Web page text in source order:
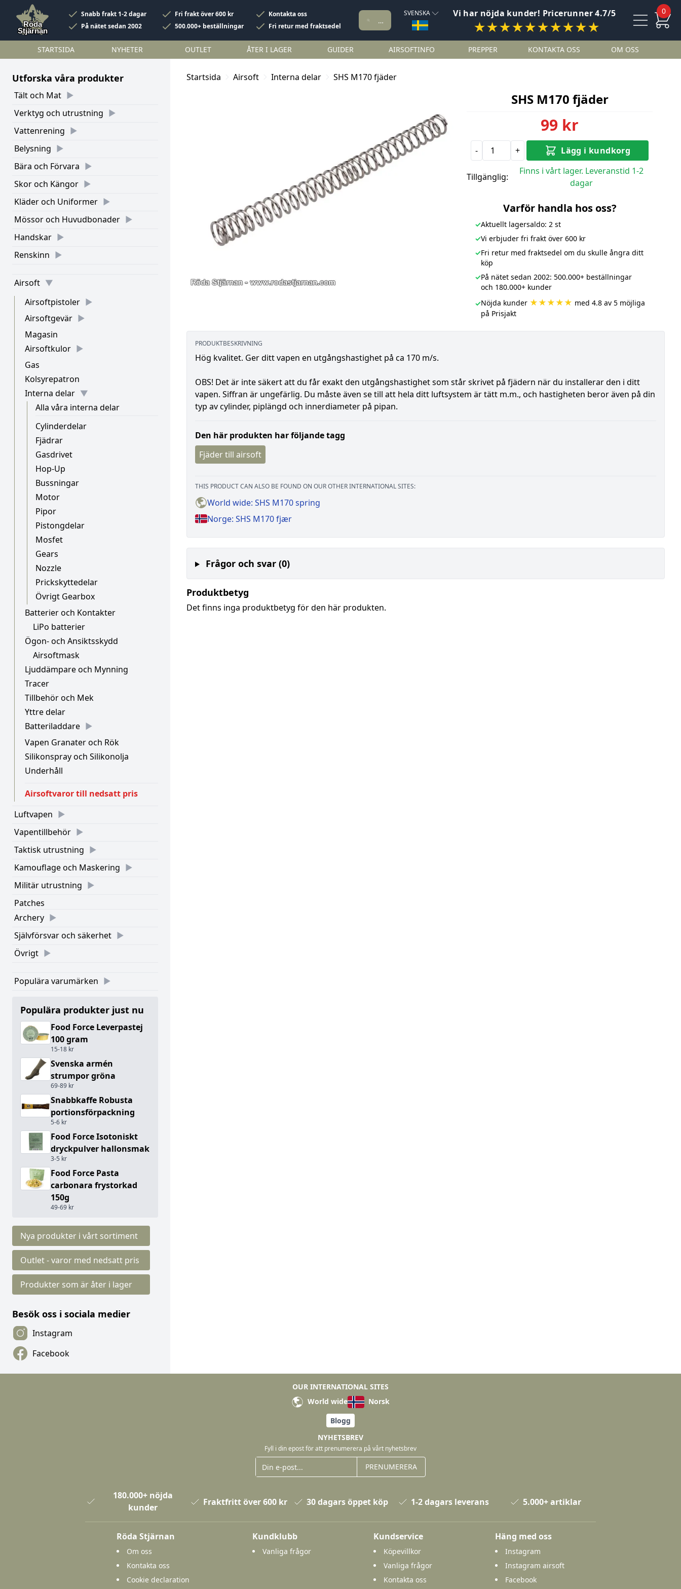
Snabb frakt 1-2 dagar Fri frakt över 600 kr
Kontakta oss
På nätet sedan 2002
500.000+ beställningar Fri retur med fraktsedel
SVENSKA Vi har nöjda kunder! Pricerunner 4.7/5
★★★★★★★★★★
0
STARTSIDA NYHETER OUTLET ÅTER I LAGER GUIDER AIRSOFTINFO PREPPER KONTAKTA OSS OM OSS
Utforska våra produkter
Tält och Mat
Verktyg och utrustning
Vattenrening
Belysning
Bära och Förvara
Skor och Kängor
Kläder och Uniformer
Mössor och Huvudbonader
Handskar
Renskinn
Airsoft
Airsoftpistoler
Airsoftgevär
Magasin
Airsoftkulor
Gas
Kolsyrepatron
Interna delar
Alla våra interna delar
Cylinderdelar
Fjädrar
Gasdrivet
Hop-Up
Bussningar
Motor
Pipor
Pistongdelar
Mosfet
Gears
Nozzle
Prickskyttedelar
Övrigt Gearbox
Batterier och Kontakter
LiPo batterier
Ögon- och Ansiktsskydd
Airsoftmask
Ljuddämpare och Mynning
Tracer
Tillbehör och Mek
Yttre delar
Batteriladdare
Vapen Granater och Rök
Silikonspray och Silikonolja
Underhåll
Airsoftvaror till nedsatt pris
Luftvapen
Vapentillbehör
Taktisk utrustning
Kamouflage och Maskering
Militär utrustning
Patches
Archery
Självförsvar och säkerhet
Övrigt
Populära varumärken
Populära produkter just nu
Food Force Leverpastej
100 gram
15-18 kr
Svenska armén
strumpor gröna
69-89 kr
Snabbkaffe Robusta
portionsförpackning
5-6 kr
Food Force Isotoniskt
dryckpulver hallonsmak
3-5 kr
Food Force Pasta
carbonara frystorkad
150g
49-69 kr
Nya produkter i vårt sortiment
Outlet - varor med nedsatt pris
Produkter som är åter i lager
Besök oss i sociala medier
Instagram
Facebook
Startsida Airsoft Interna delar SHS M170 fjäder
SHS M170 fjäder
99 kr
- + Lägg i kundkorg
Tillgänglig:
Finns i vårt lager. Leveranstid 1-2
dagar
Varför handla hos oss?
✓Aktuellt lagersaldo: 2 st
✓Vi erbjuder fri frakt över 600 kr
✓Fri retur med fraktsedel om du skulle ångra ditt
köp
✓På nätet sedan 2002: 500.000+ beställningar
och 180.000+ kunder
✓Nöjda kunder ★★★★★ med 4.8 av 5 möjliga
på Prisjakt
PRODUKTBESKRIVNING
Hög kvalitet. Ger ditt vapen en utgångshastighet på ca 170 m/s.
OBS! Det är inte säkert att du får exakt den utgångshastighet som står skrivet på fjädern när du installerar den i ditt
vapen. Siffran är ungefärlig. Du måste även se till att hela ditt luftsystem är tätt m.m., och hastigheten beror även på din
typ av cylinder, piplängd och innerdiameter på pipan.
Den här produkten har följande tagg
Fjäder till airsoft
THIS PRODUCT CAN ALSO BE FOUND ON OUR OTHER INTERNATIONAL SITES:
World wide: SHS M170 spring
Norge: SHS M170 fjær
Frågor och svar (0)
Produktbetyg
Det finns inga produktbetyg för den här produkten.
OUR INTERNATIONAL SITES
World wide
Norsk
Blogg
NYHETSBREV
Fyll i din epost för att prenumerera på vårt nyhetsbrev
PRENUMERERA
180.000+ nöjda
kunder
Fraktfritt över 600 kr 30 dagars öppet köp 1-2 dagars leverans 5.000+ artiklar
Röda Stjärnan
Om oss
Kontakta oss
Cookie declaration
Kundklubb
Vanliga frågor
Kundservice
Köpevillkor
Vanliga frågor
Kontakta oss
Häng med oss
Instagram
Instagram airsoft
Facebook